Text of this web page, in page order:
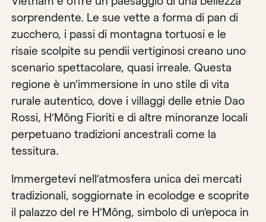
sorprendente. Le sue vette a forma di pan di
zucchero, i passi di montagna tortuosi e le
risaie scolpite su pendii vertiginosi creano uno
scenario spettacolare, quasi irreale. Questa
regione è un’immersione in uno stile di vita
rurale autentico, dove i villaggi delle etnie Dao
Rossi, H’Mông Fioriti e di altre minoranze locali
perpetuano tradizioni ancestrali come la
tessitura.
Immergetevi nell’atmosfera unica dei mercati
tradizionali, soggiornate in ecolodge e scoprite
il palazzo del re H’Mông, simbolo di un’epoca in